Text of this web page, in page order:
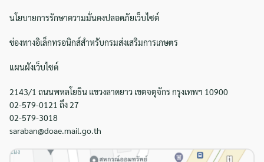
นโยบายการรักษาความมั่นคงปลอดภัยเว็บไซต์
ช่องทางอิเล็กทรอนิกส์สำหรับกรมส่งเสริมการเกษตร
แผนผังเว็บไซต์
2143/1 ถนนพหลโยธิน แขวงลาดยาว เขตจตุจักร กรุงเทพฯ 10900
02-579-0121 ถึง 27
02-579-3018
saraban@doae.mail.go.th